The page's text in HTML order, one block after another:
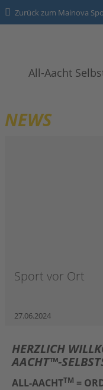
Zurück zum Mainova
All-Aacht
NEWS
Sport vor Ort
27.06.2024
HERZLICH
AACHT™-
ALL-AACHTTM =